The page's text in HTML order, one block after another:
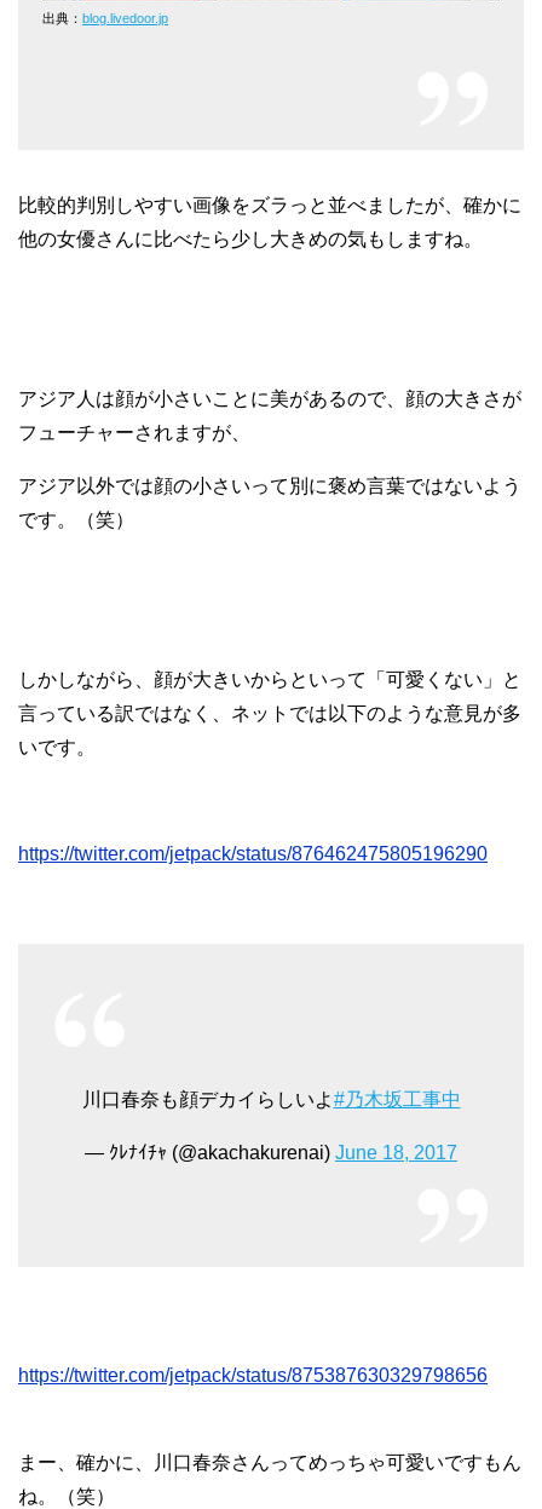
出典： blog.livedoor.jp
比較的判別しやすい画像をズラっと並べましたが、確かに
他の女優さんに比べたら少し大きめの気もしますね。
アジア人は顔が小さいことに美があるので、顔の大きさが
フューチャーされますが、
アジア以外では顔の小さいって別に褒め言葉ではないよう
です。（笑）
しかしながら、顔が大きいからといって「可愛くない」と
言っている訳ではなく、ネットでは以下のような意見が多
いです。
https://twitter.com/jetpack/status/876462475805196290
川口春奈も顔デカイらしいよ#乃木坂工事中
— ｸﾚﾅｲﾁｬ (@akachakurenai) June 18, 2017
https://twitter.com/jetpack/status/875387630329798656
まー、確かに、川口春奈さんってめっちゃ可愛いですもん
ね。（笑）